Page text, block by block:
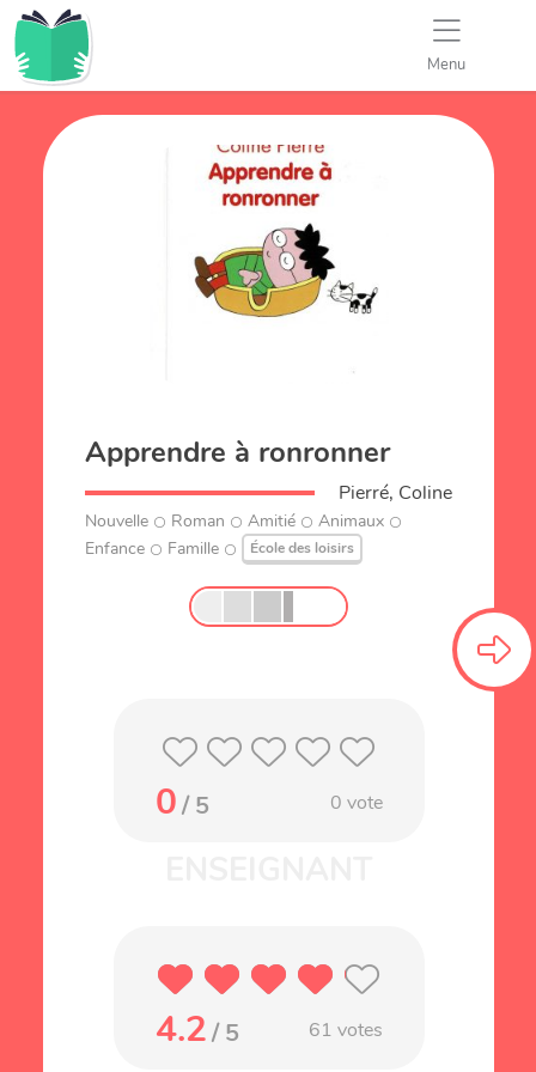
Menu
Apprendre à ronronner
Pierré, Coline
Nouvelle Roman Amitié
Animaux
Enfance
Famille École des loisirs
0/ 5 0 vote
4.2/ 5 61 votes